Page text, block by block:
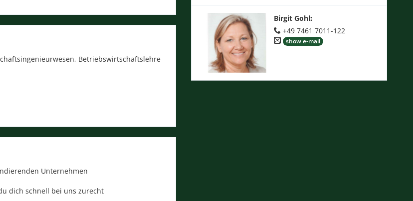
Betriebswirtschaftslehre
Unternehmen
dich schnell bei uns zurecht
Birgit Gohl:
+49 7461 7011-122
show e-mail